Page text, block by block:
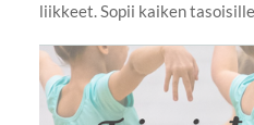
liikkeet. Sopii kaiken